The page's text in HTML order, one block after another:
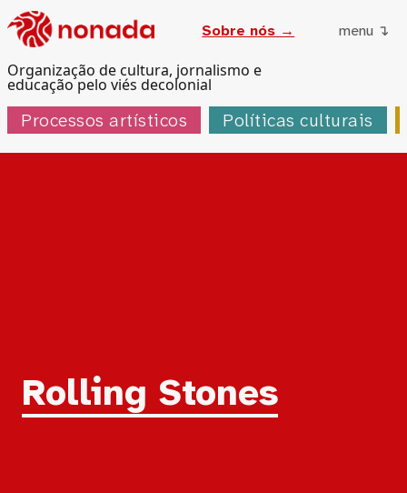
Organização de cultura, jornalismo e
educação pelo viés decolonial
Sobre nós → menu ↴
Processos artísticos Políticas culturais
Tag:
Rolling Stones